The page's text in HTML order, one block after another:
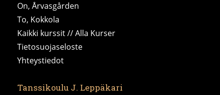
On, Årvasgården
To, Kokkola
Kaikki kurssit // Alla Kurser
Tietosuojaseloste
Yhteystiedot
Tanssikoulu J. Leppäkari